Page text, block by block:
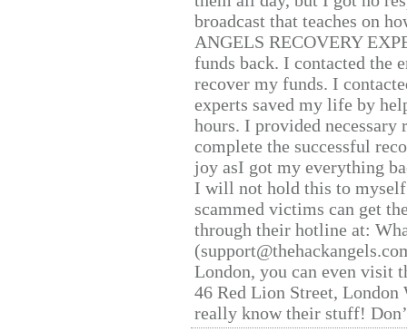
broadcast that teaches on
ANGELS RECOVERY
funds back. I contacted the
recover my funds. I
experts saved my life by
hours. I provided
complete the successful
joy asI got my everything
I will not hold this to
scammed victims can get
through their hotline at:
London, you can even visit
46 Red Lion Street, London
really know their stuff!